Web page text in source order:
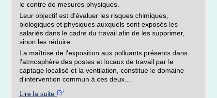
le centre de mesures physiques.
Leur objectif est d'évaluer les risques chimiques,
biologiques et physiques auxquels sont exposés les
salariés dans le cadre du travail afin de les supprimer,
sinon les réduire.
La maîtrise de l'exposition aux polluants présents dans
l'atmosphère des postes et locaux de travail par le
captage localisé et la ventilation, constitue le domaine
d'intervention commun à ces deux...
Lire la suite